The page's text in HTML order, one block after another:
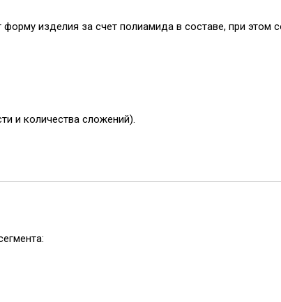
изделия за счет полиамида в составе, при этом
и количества сложений).